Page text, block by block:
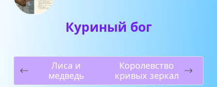
Куриный бог
Лиса и
медведь
Королевство
кривых зеркал